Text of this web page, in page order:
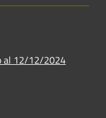
al 12/12/2024